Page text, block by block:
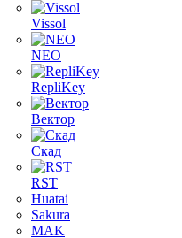
Vissol
NEO
RepliKey
Вектор
Скад
RST
Huatai
Sakura
MAK